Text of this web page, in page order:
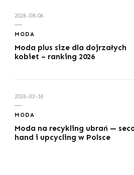
2026-08-06
MODA
Moda plus size dla dojrzałych
kobiet – ranking 2026
2026-03-16
MODA
Moda na recykling ubrań —
hand i upcycling w Polsce